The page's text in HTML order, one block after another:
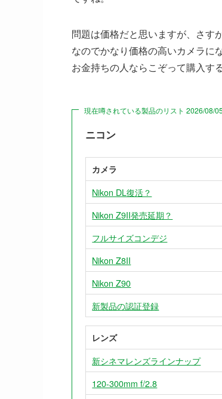
問題は価格だと思いますが、さす
なのでかなり価格の高いカメラに
お金持ちの人ならこぞって購入す
現在噂されている製品のリスト 2026/08/
ニコン
カメラ
Nikon DL復活？
Nikon Z9II発売延期？
フルサイズコンデジ
Nikon Z8II
Nikon Z90
新製品の認証登録
レンズ
新シネマレンズラインナップ
120-300mm f/2.8